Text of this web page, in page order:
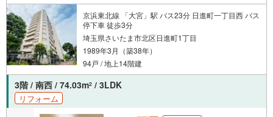
京浜東北線 「大宮」駅 バス23分 日進町一丁目西 バス
停下車 徒歩3分
埼玉県さいたま市北区日進町1丁目
1989年3月（築38年）
94戸 / 地上14階建
3階 / 南西 / 74.03m2 / 3LDK
リフォーム